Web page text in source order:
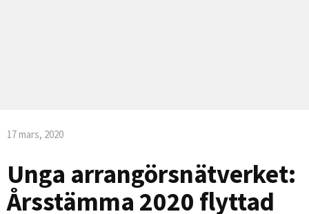
17 mars, 2020
Unga arrangörsnätverket:
Årsstämma 2020 flyttad